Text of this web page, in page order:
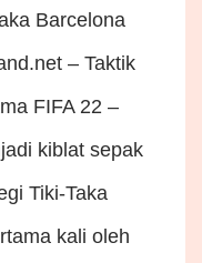
Barcelona
– Taktik
FIFA 22 –
kiblat sepak
Tiki-Taka
kali oleh